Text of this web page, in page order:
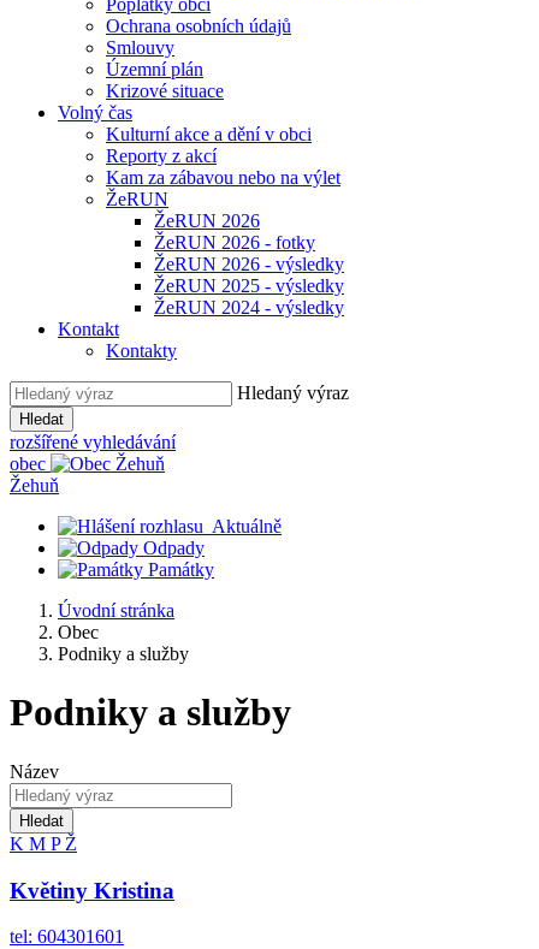
Poplatky obci
Ochrana osobních údajů
Smlouvy
Územní plán
Krizové situace
Volný čas
Kulturní akce a dění v obci
Reporty z akcí
Kam za zábavou nebo na výlet
ŽeRUN
ŽeRUN 2026
ŽeRUN 2026 - fotky
ŽeRUN 2026 - výsledky
ŽeRUN 2025 - výsledky
ŽeRUN 2024 - výsledky
Kontakt
Kontakty
Hledaný výraz
Hledat
rozšířené vyhledávání
obec
Žehuň
Aktuálně
Odpady
Památky
Úvodní stránka
Obec
Podniky a služby
Podniky a služby
Název
Hledat
K M P Ž
Květiny Kristina
tel: 604301601